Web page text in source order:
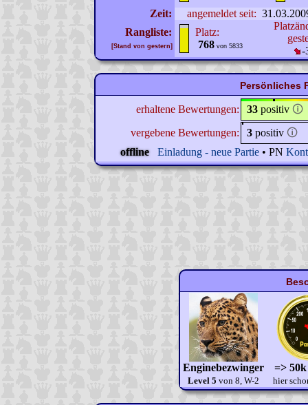
Zeit:
angemeldet seit:
Rangliste:
[Stand von gestern]
Platz:
768 von 5833
-
Persönliches
erhaltene Bewertungen: 33 positiv 🛈
vergebene Bewertungen:
3 positiv 🛈
offline
Einladung - neue Partie • PN
Enginebezwinger
Level 5 von 8, W-2
=>
hier